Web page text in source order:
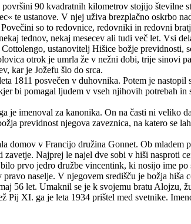
90 kvadratnih kilometrov stojijo številne
te ustanove. V njej uživa brezplačno oskrbo
so to redovnice, redovniki in redovni
tednov, nekaj mesecev ali tudi več let. Vsi
ustanovitelj Hišice božje previdnosti,
otrok je umrla že v nežni dobi, trije sinovi
kar je Jožefu šlo do srca.
1811 posvečen v duhovnika. Potem je
bi pomagal ljudem v vseh njihovih potrebah in
je imenoval za kanonika. On na časti ni veliko
previdnost njegova zaveznica, na katero se
domov v Francijo družina Gonnet. Ob mladem
Najprej le najel dve sobi v hiši nasproti
prvo jedro družbe vincentink, ki nosijo ime po
naselje. V njegovem središču je božja hiša
56 let. Umaknil se je k svojemu bratu Alojzu,
XI. ga je leta 1934 prištel med svetnike.